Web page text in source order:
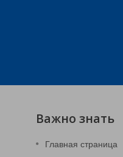
Важно знать
Главная страница
детали